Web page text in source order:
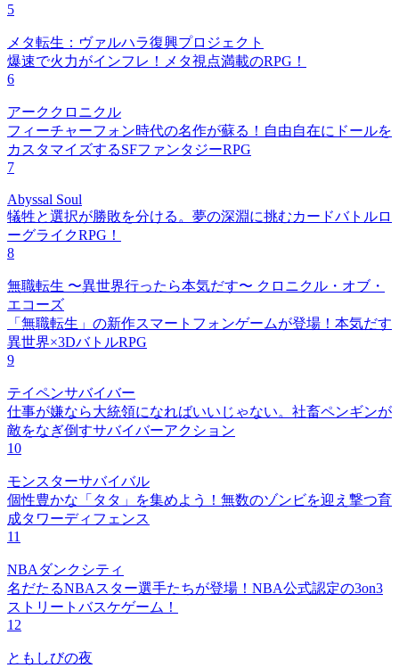
5
メタ転生：ヴァルハラ復興プロジェクト
爆速で火力がインフレ！メタ視点満載のRPG！
6
アーククロニクル
フィーチャーフォン時代の名作が蘇る！自由自在にドールを
カスタマイズするSFファンタジーRPG
7
Abyssal Soul
犠牲と選択が勝敗を分ける。夢の深淵に挑むカードバトルロ
ーグライクRPG！
8
無職転生 〜異世界行ったら本気だす〜 クロニクル・オブ・
エコーズ
「無職転生」の新作スマートフォンゲームが登場！本気だす
異世界×3DバトルRPG
9
テイペンサバイバー
仕事が嫌なら大統領になればいいじゃない。社畜ペンギンが
敵をなぎ倒すサバイバーアクション
10
モンスターサバイバル
個性豊かな「タタ」を集めよう！無数のゾンビを迎え撃つ育
成タワーディフェンス
11
NBAダンクシティ
名だたるNBAスター選手たちが登場！NBA公式認定の3on3
ストリートバスケゲーム！
12
ともしびの夜